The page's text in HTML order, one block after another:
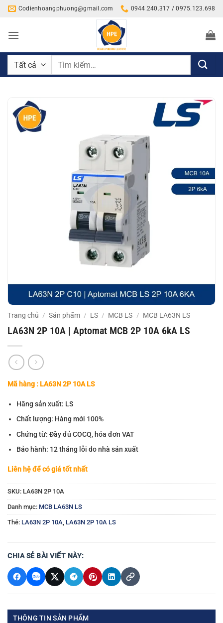
Bỏ
nội
Codienhoangphuong@gmail.com 0944.240.317 / 0975.123.698
Tìm
Trang chủ / Sản phẩm / LS / MCB LS / MCB LA63N LS
LA63N 2P 10A | Aptomat MCB 2P 10A 6kA LS
Mã hàng : LA63N 2P 10A LS
Hãng sản xuất: LS
Chất lượng: Hàng mới 100%
Chứng từ: Đầy đủ COCQ, hóa đơn VAT
Bảo hành: 12 tháng lỗi do nhà sản xuất
Liên hệ để có giá tốt nhất
SKU: LA63N 2P 10A
Danh mục: MCB LA63N LS
Thẻ: LA63N 2P 10A, LA63N 2P 10A LS
CHIA SẺ BÀI VIẾT NÀY:
THÔNG TIN SẢN PHẨM